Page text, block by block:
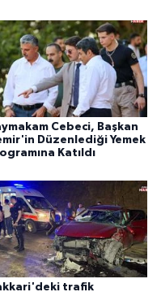
Cebeci, Başkan
Düzenlediği Yemek
Katıldı
trafik